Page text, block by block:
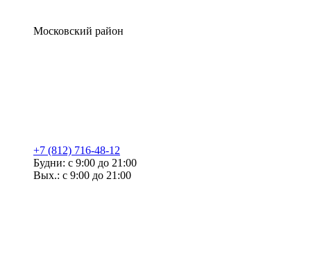
Московский район
+7 (812) 716-48-12
Будни: с 9:00 до 21:00
Вых.: с 9:00 до 21:00